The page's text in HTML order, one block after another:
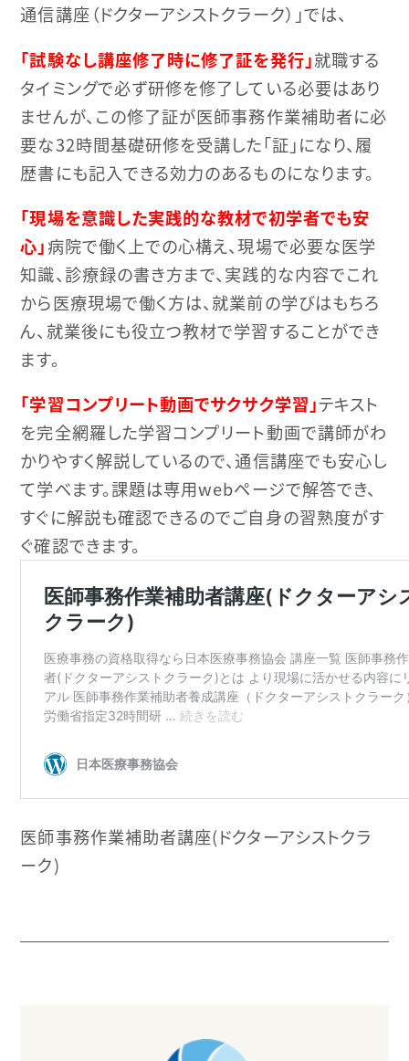
通信講座（ドクターアシストクラーク）」では、
「試験なし講座修了時に修了証を発行」就職する
タイミングで必ず研修を修了している必要はあり
ませんが、この修了証が医師事務作業補助者に必
要な32時間基礎研修を受講した「証」になり、履
歴書にも記入できる効力のあるものになります。
「現場を意識した実践的な教材で初学者でも安
心」病院で働く上での心構え、現場で必要な医学
知識、診療録の書き方まで、実践的な内容でこれ
から医療現場で働く方は、就業前の学びはもちろ
ん、就業後にも役立つ教材で学習することができ
ます。
「学習コンプリート動画でサクサク学習」テキスト
を完全網羅した学習コンプリート動画で講師がわ
かりやすく解説しているので、通信講座でも安心し
て学べます。課題は専用webページで解答でき、
すぐに解説も確認できるのでご自身の習熟度がす
ぐ確認できます。
医師事務作業補助者講座(ドクターアシストクラ
ーク)